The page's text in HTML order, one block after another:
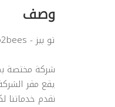
وصف
تو بيز - Two2bees
شركة مختصة
يقع مقر
نقدم خدماتنا